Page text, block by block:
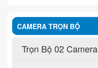
CAMERA TRỌN BỘ
Trọn Bộ 02 Camera